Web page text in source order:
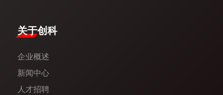
​关于创科​
企业概述
新闻中心​
人才招聘